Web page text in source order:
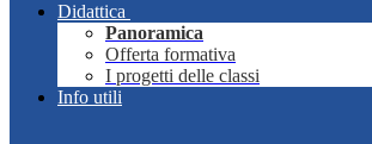
Didattica
Panoramica
Offerta formativa
I progetti delle classi
Info utili